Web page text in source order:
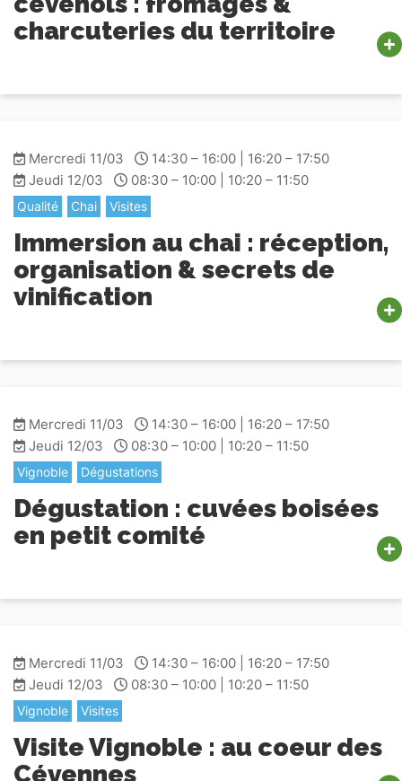
charcuteries du territoire
Mercredi 11/03
14:30 – 16:00 | 16:20 – 17:50
Jeudi 12/03
08:30 – 10:00 | 10:20 – 11:50
Qualité Chai Visites
Immersion au chai : réception,
organisation & secrets de
vinification
Mercredi 11/03
14:30 – 16:00 | 16:20 – 17:50
Jeudi 12/03
08:30 – 10:00 | 10:20 – 11:50
Vignoble Dégustations
Dégustation : cuvées boisées
en petit comité
Mercredi 11/03
14:30 – 16:00 | 16:20 – 17:50
Jeudi 12/03
08:30 – 10:00 | 10:20 – 11:50
Vignoble Visites
Visite Vignoble : au coeur des
Cévennes